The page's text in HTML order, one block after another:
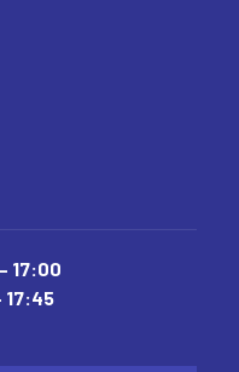
17:00
17:45